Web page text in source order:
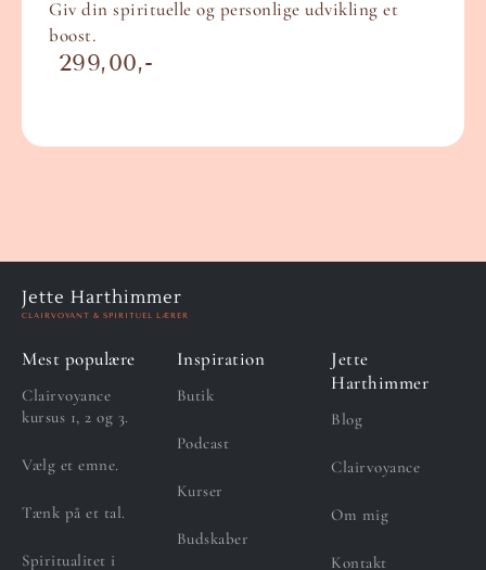
Giv din spirituelle og personlige udvikling et
boost.
299,00
Jette Harthimmer
CLAIRVOYANT & SPIRITUEL LÆRER
Mest populære
Clairvoyance
kursus 1, 2 og 3.
Vælg et emne.
Tænk på et tal.
Spiritualitet i
Inspiration
Butik
Podcast
Kurser
Budskaber
Jette
Harthimmer
Blog
Clairvoyance
Om mig
Kontakt